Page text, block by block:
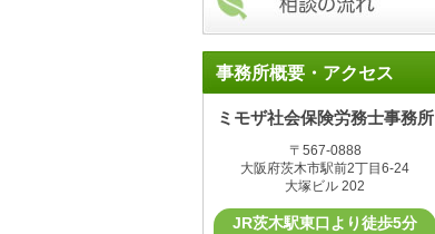
事務所概要・アクセス
ミモザ社会保険労務士事務所
〒567-0888
大阪府茨木市駅前2丁目6-24
大塚ビル 202
JR茨木駅東口より徒歩5分